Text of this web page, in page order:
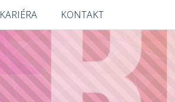
KARIÉRA KONTAKT